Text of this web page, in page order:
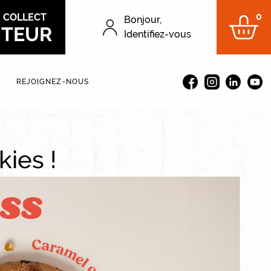
COLLECT
Menu du
Bonjour,
Identifiez-vous
0
REJOIGNEZ-NOUS
!